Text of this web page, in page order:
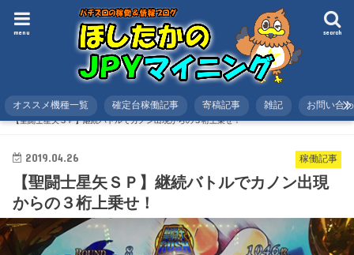
search
menu
オススメ機種一覧 確定台稼働記事 寄稿記事 雑記 お問い合
HOME スロット
稼働記事
【聖闘士星矢ＳＰ】継続バトルでカノン出現からの３桁上乗せ！
稼働記事
2019.04.26
【聖闘士星矢ＳＰ】継続バトルでカノン出現
からの３桁上乗せ！